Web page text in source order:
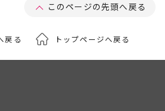
このページの先頭へ戻る
戻る トップページへ戻る